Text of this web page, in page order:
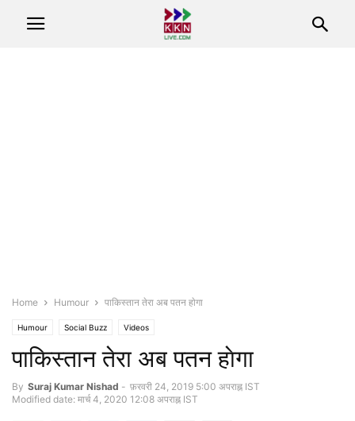
Home Humour पाक‍िस्‍तान तेरा अब पतन हाेगा
Humour Social Buzz Videos
पाक‍िस्‍तान तेरा अब पतन हाेगा
By Suraj Kumar Nishad - फ़रवरी 24, 2019 5:00 अपराह्न IST
Modified date: मार्च 4, 2020 12:08 अपराह्न IST